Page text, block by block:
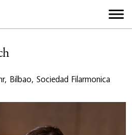
Bilbao, Sociedad Filarmonica